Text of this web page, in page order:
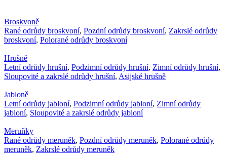
Broskvoně
Rané odrůdy broskvoní, Pozdní odrůdy broskvoní, Zakrslé odrůdy
broskvoní, Polorané odrůdy broskvoní
Hrušně
Letní odrůdy hrušní, Podzimní odrůdy hrušní, Zimní odrůdy hrušní,
Sloupovité a zakrslé odrůdy hrušní, Asijské hrušně
Jabloně
Letní odrůdy jabloní, Podzimní odrůdy jabloní, Zimní odrůdy
jabloní, Sloupovité a zakrslé odrůdy jabloní
Meruňky
Rané odrůdy meruněk, Pozdní odrůdy meruněk, Polorané odrůdy
meruněk, Zakrslé odrůdy meruněk